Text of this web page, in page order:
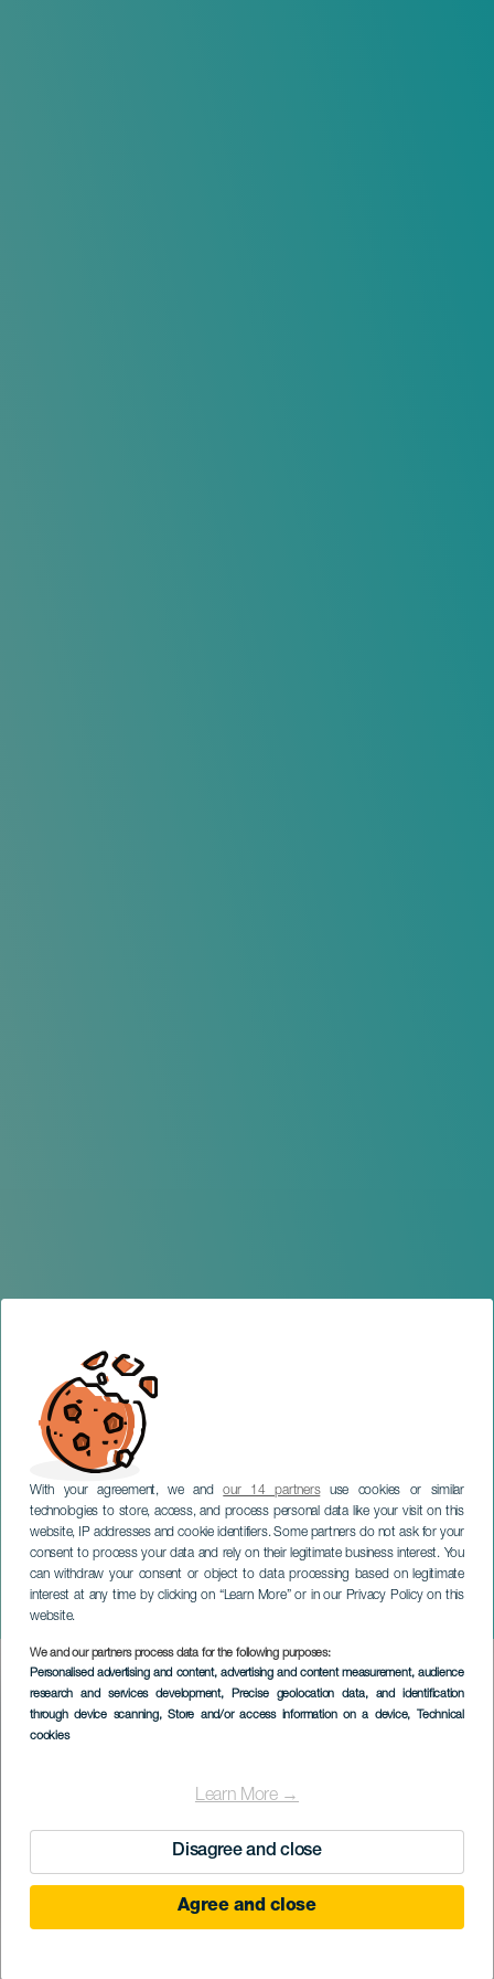
With your agreement, we andour 14 partnersuse cookies or similar
technologies to store, access, and process personal data like your visit on this
website, IP addresses and cookie identifiers. Some partners do not ask for your
consent to process your data and rely on their legitimate business interest. You
can withdraw your consent or object to data processing based on legitimate
interest at any time by clicking on “Learn More” or in our Privacy Policy on this
website.
We and our partners process data for the following purposes:
Personalised advertising and content, advertising and content measurement, audience
research and services development, Precise geolocation data, and identification
through device scanning, Store and/or access information on a device, Technical
cookies
Learn More →
Disagree and close
Agree and close
Feria Gastro Rock
LA PALMA
Imagen
Listado